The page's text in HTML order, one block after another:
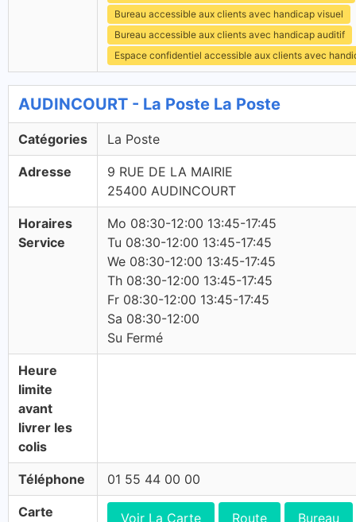
Bureau accessible aux clients avec handicap visuel
Bureau accessible aux clients avec handicap auditif
Espace confidentiel accessible aux clients avec
AUDINCOURT - La Poste La Poste
Catégories La Poste
Adresse
9 RUE DE LA MAIRIE
25400 AUDINCOURT
Horaires
Service
Mo 08:30-12:00 13:45-17:45
Tu 08:30-12:00 13:45-17:45
We 08:30-12:00 13:45-17:45
Th 08:30-12:00 13:45-17:45
Fr 08:30-12:00 13:45-17:45
Sa 08:30-12:00
Su Fermé
Heure
limite
avant
livrer les
colis
Téléphone 01 55 44 00 00
Carte Voir La Carte Route Bureau